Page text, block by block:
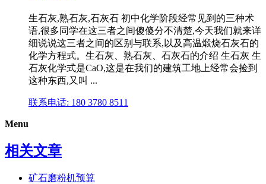
生石灰,熟石灰,石灰石 初中化学阶段经常见到的三种术
语,很多同学在这三者之间傻傻分不清楚,今天我们就来详
细说说这三者之间的区别与联系,以及高温煅烧石灰石的
化学方程式。生石灰、熟石灰、石灰石的介绍 生石灰 生
石灰化学式是CaO,这是在我们的建筑工地上经常会捡到
这种东西,又叫 ...
联系电话: 180 3780 8511
Menu
相关文章
矿石磨粉机预算